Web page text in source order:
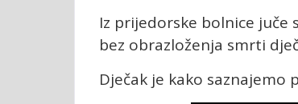
Iz prijedorske bolnice juče
bez obrazloženja smrti
Dječak je kako